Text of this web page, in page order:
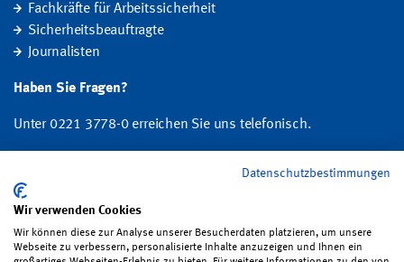
Fachkräfte für Arbeitssicherheit
Sicherheitsbeauftragte
Journalisten
Haben Sie Fragen?
Unter 0221 3778-0 erreichen Sie uns telefonisch.
Entschädigung, Prävention sowie Fragen zu Mitgliedschaft und Beitrag.
Folgen Sie uns:
Datenschutzbestimmungen
Wir verwenden Cookies
Wir können diese zur Analyse unserer Besucherdaten platzieren, um unsere
Webseite zu verbessern, personalisierte Inhalte anzuzeigen und Ihnen ein